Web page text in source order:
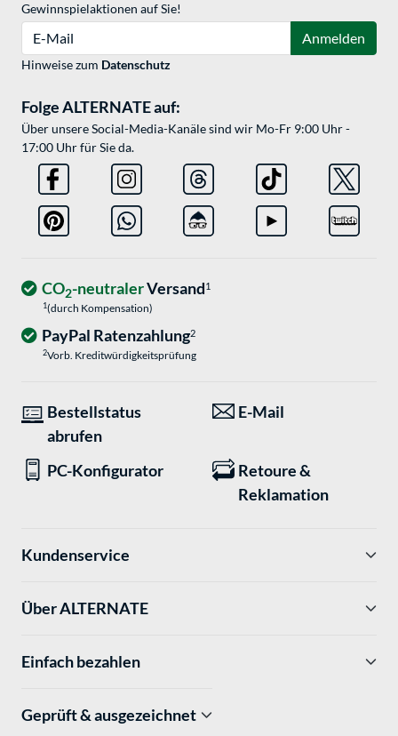
Gewinnspielaktionen auf Sie!
Anmelden
Hinweise zum Datenschutz
Folge ALTERNATE auf:
Über unsere Social-Media-Kanäle sind wir Mo-Fr 9:00 Uhr -
17:00 Uhr für Sie da.
CO2-neutralerVersand1
1(durch Kompensation)
PayPal Ratenzahlung2
2Vorb. Kreditwürdigkeitsprüfung
Bestellstatus
abrufen
E-Mail
PC-Konfigurator
Retoure &
Reklamation
Kundenservice
Über ALTERNATE
Einfach bezahlen
Geprüft & ausgezeichnet